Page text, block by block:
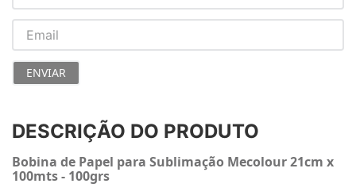
ENVIAR
DESCRIÇÃO DO PRODUTO
Bobina de Papel para Sublimação Mecolour 21cm x
100mts - 100grs